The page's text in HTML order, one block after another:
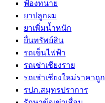
ฟ้องทนาย
ยาปลูกผม
ยาเพิ่มน้ำหนัก
ยื่นทรัพย์สิน
รถเข็นไฟฟ้า
รถเช่าเชียงราย
รถเช่าเชียงใหม่ราคาถูก
รปภ.สมุทรปราการ